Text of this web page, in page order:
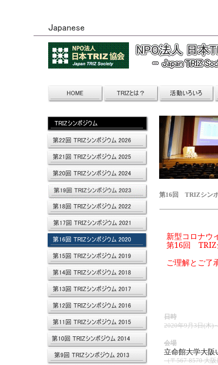
日時
2020年9月3日(木)
会場
立命館大学大
（〒567-8570 大
新型コロナウ
第16回 TRIZ
ご理解とご了
第16回 TRIZシン